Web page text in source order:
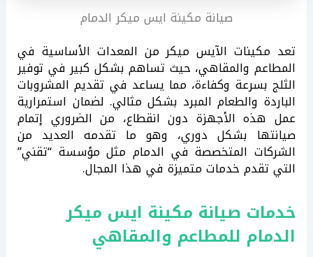
صيانة مكينة ايس ميكر الدمام
تعد مكينات الآيس ميكر من المعدات الأساسية في
المطاعم والمقاهي، حيث تساهم بشكل كبير في توفير
الثلج بسرعة وكفاءة، مما يساعد في تقديم المشروبات
الباردة والطعام المبرد بشكل مثالي. لضمان استمرارية
عمل هذه الأجهزة دون انقطاع، من الضروري إتمام
صيانتها بشكل دوري، وهو ما تقدمه العديد من
الشركات المتخصصة في الدمام مثل مؤسسة “تقني”
التي تقدم خدمات متميزة في هذا المجال.
خدمات صيانة مكينة ايس ميكر
الدمام للمطاعم والمقاهي